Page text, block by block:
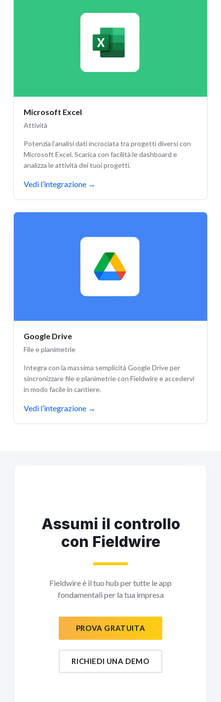
Microsoft Excel
Attività
Potenzia l’analisi dati incrociata tra progetti diversi con
Microsoft Excel. Scarica con facilità le dashboard e
analizza le attività dei tuoi progetti.
Vedi l’integrazione →
Google Drive
File e planimetrie
Integra con la massima semplicità Google Drive per
sincronizzare file e planimetrie con Fieldwire e accedervi
in modo facile in cantiere.
Vedi l’integrazione →
Assumi il controllo
con Fieldwire
Fieldwire è il tuo hub per tutte le app
fondamentali per la tua impresa
PROVA GRATUITA
RICHIEDI UNA DEMO